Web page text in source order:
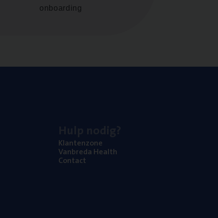
onboarding
Klan­ten­zo­ne
Van­b­re­da Health
Con­tact